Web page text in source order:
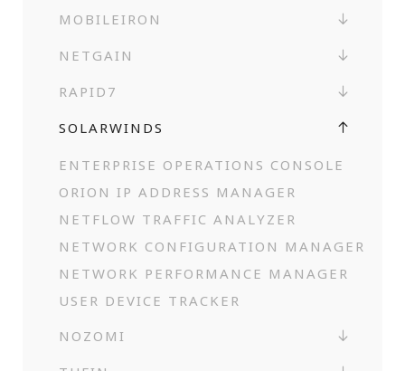
MOBILEIRON
NETGAIN
RAPID7
SOLARWINDS
ENTERPRISE OPERATIONS CONSOLE
ORION IP ADDRESS MANAGER
NETFLOW TRAFFIC ANALYZER
NETWORK CONFIGURATION MANAGER
NETWORK PERFORMANCE MANAGER
USER DEVICE TRACKER
NOZOMI